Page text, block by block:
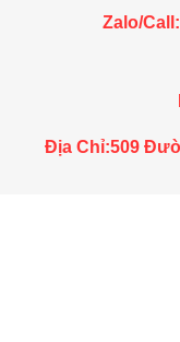
Zalo/
Địa Chỉ:509